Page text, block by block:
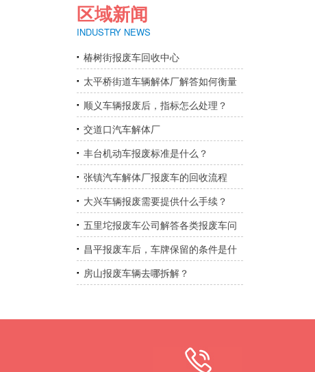
区域新闻
INDUSTRY NEWS
椿树街报废车回收中心
太平桥街道车辆解体厂解答如何衡量
汽车报废的标准
顺义车辆报废后，指标怎么处理？
交道口汽车解体厂
丰台机动车报废标准是什么？
张镇汽车解体厂报废车的回收流程
大兴车辆报废需要提供什么手续？
五里坨报废车公司解答各类报废车问
题
昌平报废车后，车牌保留的条件是什
么？
房山报废车辆去哪拆解？